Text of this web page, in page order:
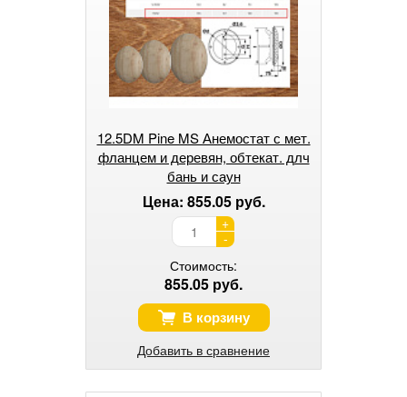
12.5DM Pine MS Анемостат с мет.
фланцем и деревян, обтекат. длч
бань и саун
Цена: 855.05 руб.
+
-
Стоимость:
855.05 руб.
В корзину
Добавить в сравнение